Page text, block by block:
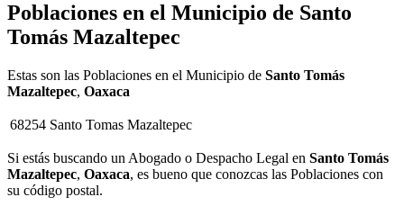
Poblaciones en el Municipio de Santo
Tomás Mazaltepec
Estas son las Poblaciones en el Municipio de Santo Tomás
Mazaltepec, Oaxaca
68254 Santo Tomas Mazaltepec
Si estás buscando un Abogado o Despacho Legal en Santo Tomás
Mazaltepec, Oaxaca, es bueno que conozcas las Poblaciones con
su código postal.